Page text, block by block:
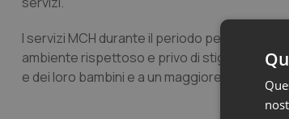
I servizi MCH durante il periodo perinatale,
ambiente rispettoso e privo di stigma,
e dei loro bambini e a un maggiore